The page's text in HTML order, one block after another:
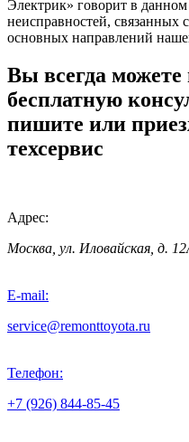
Электрик» говорит в данном
неисправностей, связанных
основных направлений
Вы всегда можете
бесплатную
пишите или
техсервис
Адрес:
Москва, ул. Иловайская, д.
E-mail:
service@remonttoyota.ru
Телефон:
+7 (926) 844-85-45